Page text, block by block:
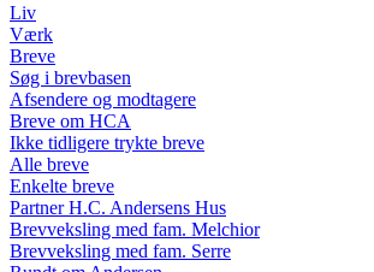
Liv
Værk
Breve
Søg i brevbasen
Afsendere og modtagere
Breve om HCA
Ikke tidligere trykte breve
Alle breve
Enkelte breve
Partner H.C. Andersens Hus
Brevveksling med fam. Melchior
Brevveksling med fam. Serre